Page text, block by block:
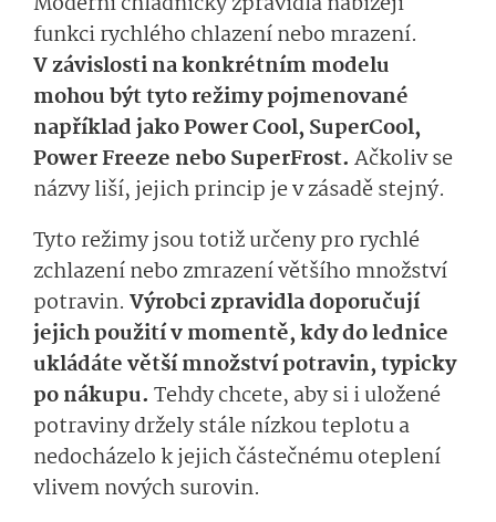
funkci rychlého chlazení nebo mrazení.
V závislosti na konkrétním modelu
mohou být tyto režimy pojmenované
například jako Power Cool, SuperCool,
Power Freeze nebo SuperFrost. Ačkoliv se
názvy liší, jejich princip je v zásadě stejný.
Tyto režimy jsou totiž určeny pro rychlé
zchlazení nebo zmrazení většího množství
potravin. Výrobci zpravidla doporučují
jejich použití v momentě, kdy do lednice
ukládáte větší množství potravin, typicky
po nákupu. Tehdy chcete, aby si i uložené
potraviny držely stále nízkou teplotu a
nedocházelo k jejich částečnému oteplení
vlivem nových surovin.